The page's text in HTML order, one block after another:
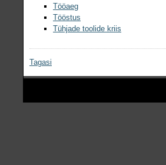
Tööaeg
Tööstus
Tühjade toolide kriis
Tagasi